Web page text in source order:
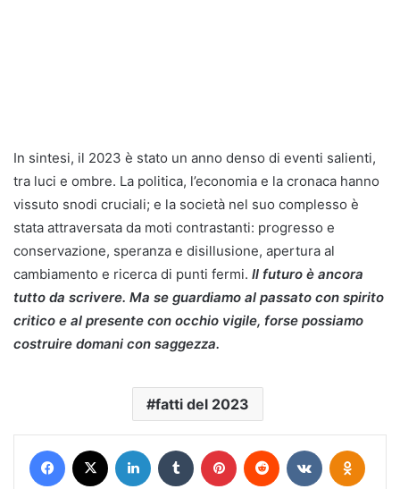
In sintesi, il 2023 è stato un anno denso di eventi salienti,
tra luci e ombre. La politica, l’economia e la cronaca hanno
vissuto snodi cruciali; e la società nel suo complesso è
stata attraversata da moti contrastanti: progresso e
conservazione, speranza e disillusione, apertura al
cambiamento e ricerca di punti fermi. Il futuro è ancora
tutto da scrivere. Ma se guardiamo al passato con spirito
critico e al presente con occhio vigile, forse possiamo
costruire domani con saggezza.
fatti del 2023
Facebook LinkedIn Tumblr Pinterest Reddit VKontakte